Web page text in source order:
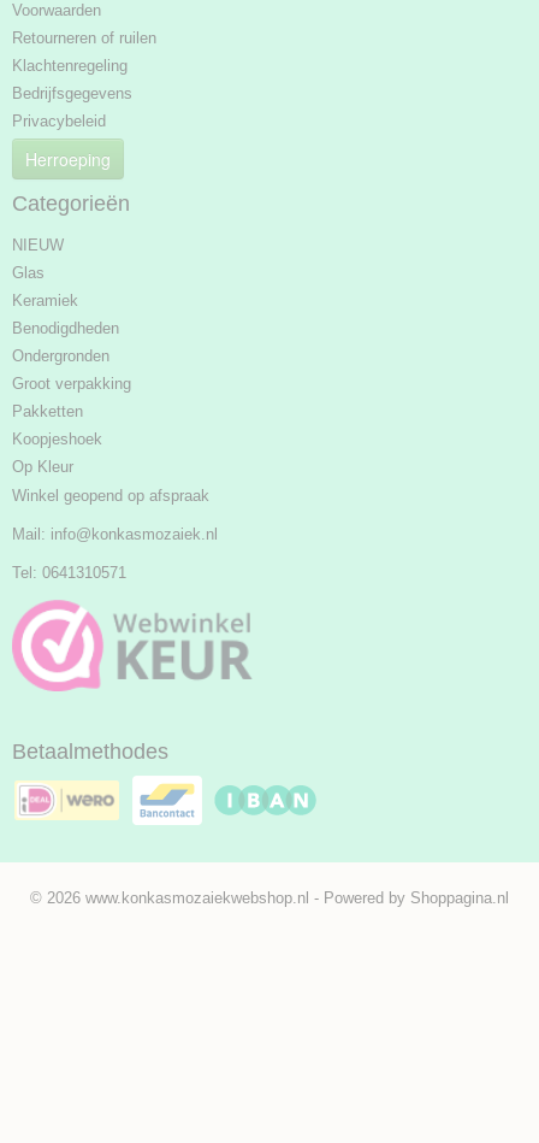
Voorwaarden
Retourneren of ruilen
Klachtenregeling
Bedrijfsgegevens
Privacybeleid
Herroeping
Categorieën
NIEUW
Glas
Keramiek
Benodigdheden
Ondergronden
Groot verpakking
Pakketten
Koopjeshoek
Op Kleur
Winkel geopend op afspraak
Mail: info@konkasmozaiek.nl
Tel: 0641310571
Betaalmethodes
© 2026 www.konkasmozaiekwebshop.nl - Powered by Shoppagina.nl